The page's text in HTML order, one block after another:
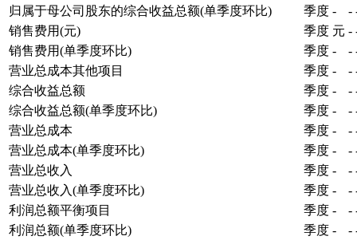
归属于母公司股东的综合收益总额(单季度环比)
季度 - -
销售费用(元)
季度 元 -
销售费用(单季度环比)
季度 - -
营业总成本其他项目
季度 - -
综合收益总额
季度 - -
综合收益总额(单季度环比)
季度 - -
营业总成本
季度 - -
营业总成本(单季度环比)
季度 - -
营业总收入
季度 - -
营业总收入(单季度环比)
季度 - -
利润总额平衡项目
季度 - -
利润总额(单季度环比)
季度 - -